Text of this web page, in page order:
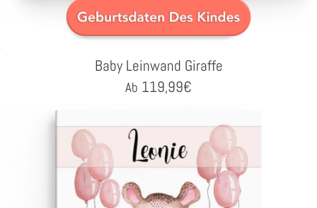
Baby Leinwand Giraffe
Ab 119,99€